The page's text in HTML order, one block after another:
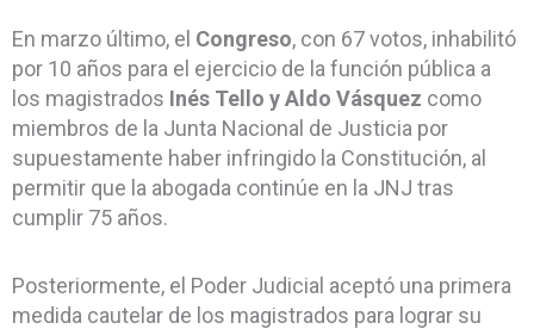
En marzo último, el Congreso, con 67 votos, inhabilitó
por 10 años para el ejercicio de la función pública a
los magistrados Inés Tello y Aldo Vásquez como
miembros de la Junta Nacional de Justicia por
supuestamente haber infringido la Constitución, al
permitir que la abogada continúe en la JNJ tras
cumplir 75 años.
Posteriormente, el Poder Judicial aceptó una primera
medida cautelar de los magistrados para lograr su